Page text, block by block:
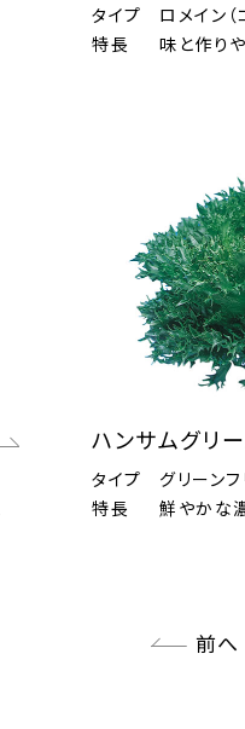
タイプ
ロメイン（
特長
味と作り
ハンサムグリ
タイプ
グリーン
特長
鮮やかな
前へ